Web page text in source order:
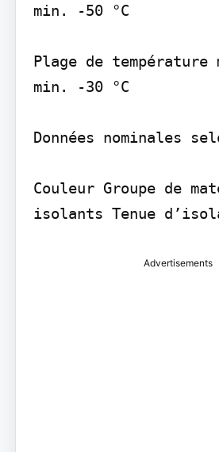
min. -50 °C
Plage de température
min. -30 °C
Données nominales
Couleur Groupe de
isolants Tenue
Advertisements